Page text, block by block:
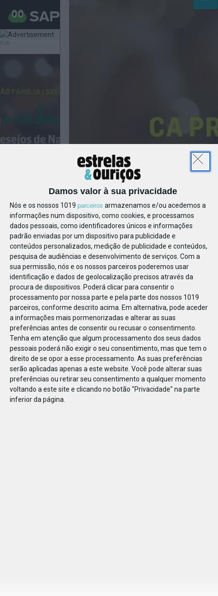
Damos valor à sua privacidade
Nós e os nossos 1019 parceiros armazenamos e/ou acedemos a
informações num dispositivo, como cookies, e processamos
dados pessoais, como identificadores únicos e informações
padrão enviadas por um dispositivo para publicidade e
conteúdos personalizados, medição de publicidade e conteúdos,
pesquisa de audiências e desenvolvimento de serviços. Com a
sua permissão, nós e os nossos parceiros poderemos usar
identificação e dados de geolocalização precisos através da
procura de dispositivos. Poderá clicar para consentir o
processamento por nossa parte e pela parte dos nossos 1019
parceiros, conforme descrito acima. Em alternativa, pode aceder
a informações mais pormenorizadas e alterar as suas
preferências antes de consentir ou recusar o consentimento.
Tenha em atenção que algum processamento dos seus dados
pessoais poderá não exigir o seu consentimento, mas que tem o
direito de se opor a esse processamento. As suas preferências
serão aplicadas apenas a este website. Você pode alterar suas
preferências ou retirar seu consentimento a qualquer momento
voltando a este site e clicando no botão "Privacidade" na parte
inferior da página.
NOV 03
11_Banner On-
line_092025_740x494_Banner 740×494
copy_Banner 740×494 copy (1) (1)